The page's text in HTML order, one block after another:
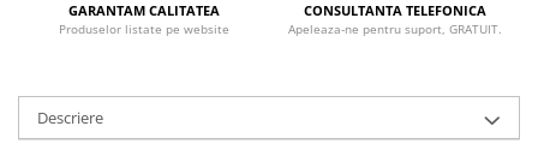
Sonde US
Turbine
GARANTAM CALITATEA
Produselor listate pe website
CONSULTANTA TELEFONICA
Apeleaza-ne pentru suport, GRATUIT.
Descriere